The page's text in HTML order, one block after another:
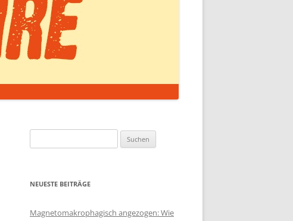
nach:
NEUESTE BEITRÄGE
Magnetomakrophagisch angezogen: Wie